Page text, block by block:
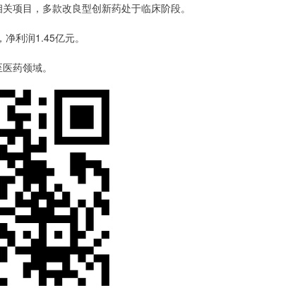
项目，多款改良型创新药处于临床阶段。
利润1.45亿元。
药领域。